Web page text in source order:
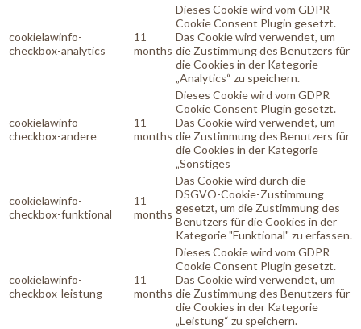
cookielawinfo-
checkbox-analytics
11
months
Dieses Cookie wird vom GDPR
Cookie Consent Plugin gesetzt.
Das Cookie wird verwendet, um
die Zustimmung des Benutzers für
die Cookies in der Kategorie
„Analytics“ zu speichern.
cookielawinfo-
checkbox-andere
11
months
Dieses Cookie wird vom GDPR
Cookie Consent Plugin gesetzt.
Das Cookie wird verwendet, um
die Zustimmung des Benutzers für
die Cookies in der Kategorie
„Sonstiges
cookielawinfo-
checkbox-funktional
11
months
Das Cookie wird durch die
DSGVO-Cookie-Zustimmung
gesetzt, um die Zustimmung des
Benutzers für die Cookies in der
Kategorie "Funktional" zu erfassen.
cookielawinfo-
checkbox-leistung
11
months
Dieses Cookie wird vom GDPR
Cookie Consent Plugin gesetzt.
Das Cookie wird verwendet, um
die Zustimmung des Benutzers für
die Cookies in der Kategorie
„Leistung“ zu speichern.